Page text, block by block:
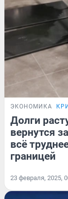
ЭКОНОМИКА
Долги
вернутся
всё
границей
23 февраля, 2025,